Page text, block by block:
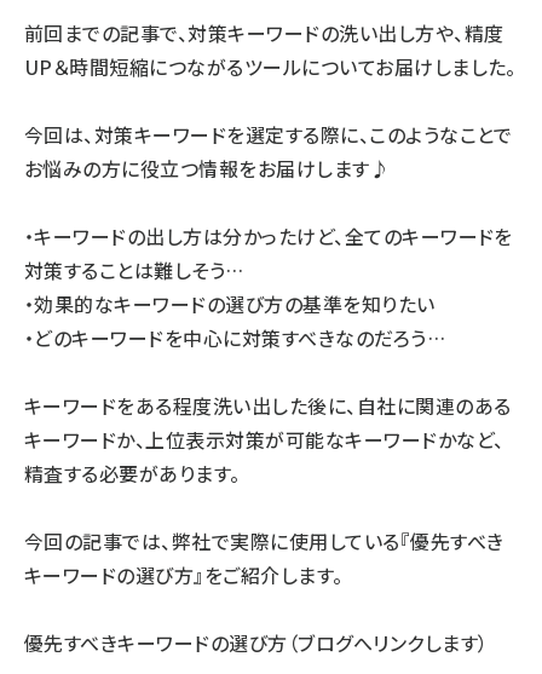
前回までの記事で、対策キーワードの洗い出し方や、精度
UP＆時間短縮につながるツールについてお届けしました。
今回は、対策キーワードを選定する際に、このようなことで
お悩みの方に役立つ情報をお届けします♪
・キーワードの出し方は分かったけど、全てのキーワードを
対策することは難しそう…
・効果的なキーワードの選び方の基準を知りたい
・どのキーワードを中心に対策すべきなのだろう…
キーワードをある程度洗い出した後に、自社に関連のある
キーワードか、上位表示対策が可能なキーワードかなど、
精査する必要があります。
今回の記事では、弊社で実際に使用している『優先すべき
キーワードの選び方』をご紹介します。
優先すべきキーワードの選び方（ブログへリンクします）